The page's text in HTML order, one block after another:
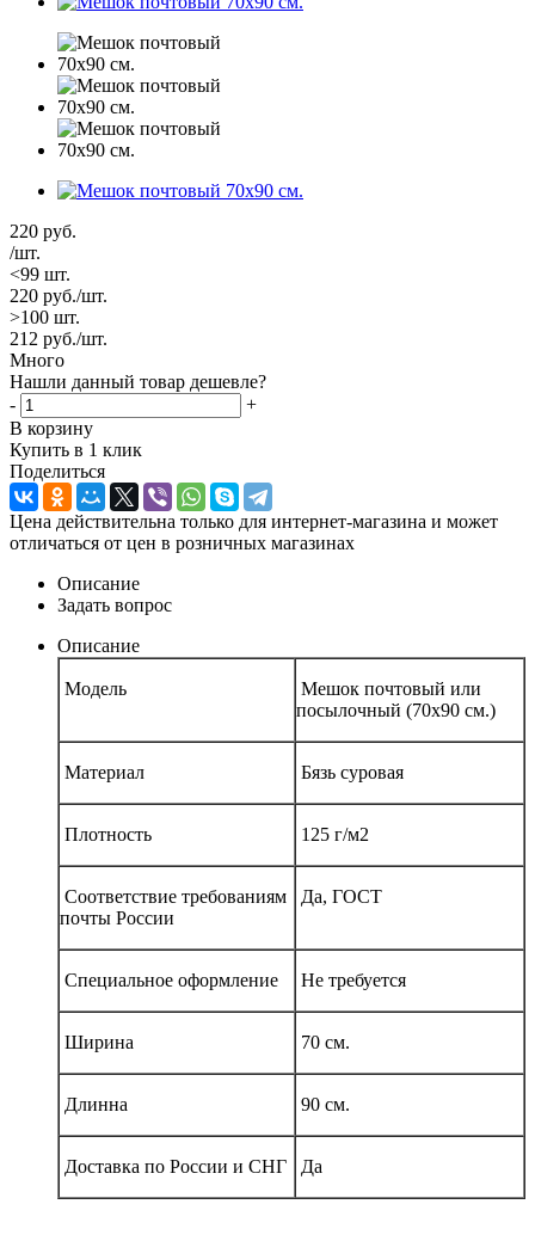
220 руб.
/шт.
<99 шт.
220 руб./шт.
>100 шт.
212 руб./шт.
Много
Нашли данный товар дешевле?
-
+
В корзину
Купить в 1 клик
Поделиться
Цена действительна только для интернет-магазина и может
отличаться от цен в розничных магазинах
Описание
Задать вопрос
Описание
Модель
Мешок почтовый или
посылочный (70х90 см.)
Материал Бязь суровая
Плотность 125 г/м2
Соответствие требованиям
почты России
Да, ГОСТ
Специальное оформление Не требуется
Ширина 70 см.
Длинна 90 см.
Доставка по России и СНГ Да